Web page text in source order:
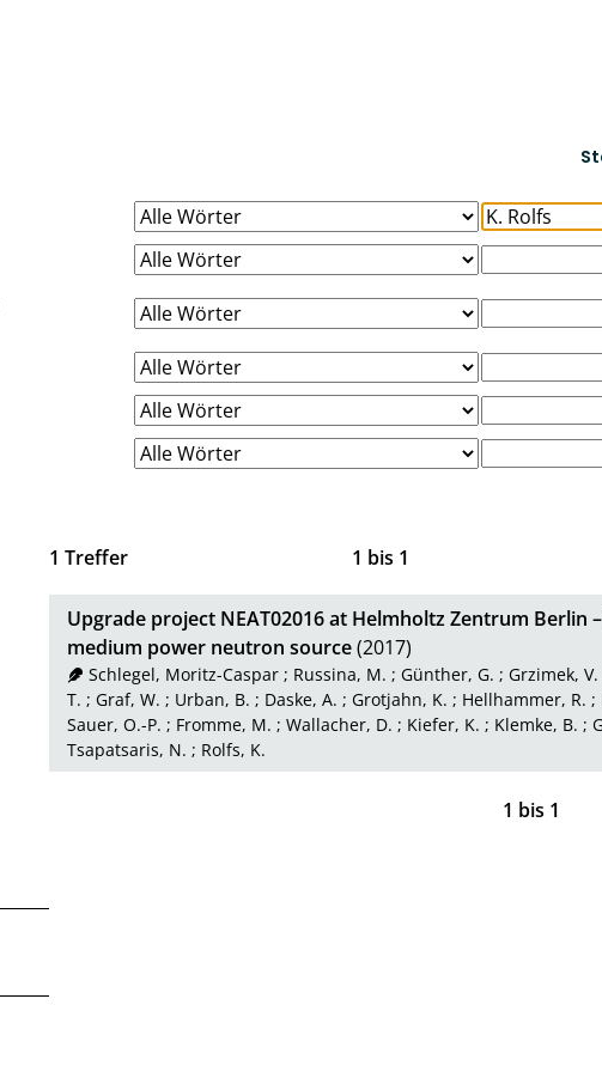
1 Treffer 1 bis 1
Upgrade project NEAT02016 at Helmholtz Zentrum Berlin
medium power neutron source(2017)
Schlegel, Moritz-Caspar ; Russina, M. ; Günther, G. ; Grzimek, V.
T. ; Graf, W. ; Urban, B. ; Daske, A. ; Grotjahn, K. ; Hellhammer, R. ;
Sauer, O.-P. ; Fromme, M. ; Wallacher, D. ; Kiefer, K. ; Klemke, B. ;
Tsapatsaris, N. ; Rolfs, K.
1 bis 1